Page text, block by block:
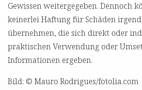
Gewissen weitergegeben. Dennoch
keinerlei Haftung für Schäden
übernehmen, die sich direkt oder
praktischen Verwendung oder
Informationen ergeben.
Bild: © Mauro Rodrigues/fotolia.com